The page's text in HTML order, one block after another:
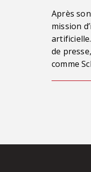
Après
mission
de
comme